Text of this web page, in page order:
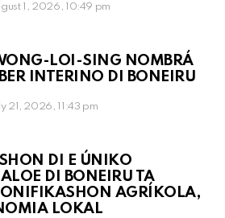
1, 2026, 10:49 pm
LOI-SING NOMBRÁ
INTERINO DI BONEIRU
21, 2026, 11:43 pm
DI E ÚNIKO
DI BONEIRU TA
AGRÍKOLA,
LOKAL